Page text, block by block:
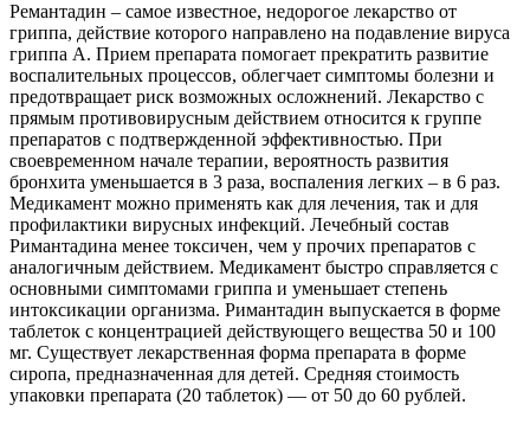
Ремантадин – самое известное, недорогое лекарство от
гриппа, действие которого направлено на подавление вируса
гриппа А. Прием препарата помогает прекратить развитие
воспалительных процессов, облегчает симптомы болезни и
предотвращает риск возможных осложнений. Лекарство с
прямым противовирусным действием относится к группе
препаратов с подтвержденной эффективностью. При
своевременном начале терапии, вероятность развития
бронхита уменьшается в 3 раза, воспаления легких – в 6 раз.
Медикамент можно применять как для лечения, так и для
профилактики вирусных инфекций. Лечебный состав
Римантадина менее токсичен, чем у прочих препаратов с
аналогичным действием. Медикамент быстро справляется с
основными симптомами гриппа и уменьшает степень
интоксикации организма. Римантадин выпускается в форме
таблеток с концентрацией действующего вещества 50 и 100
мг. Существует лекарственная форма препарата в форме
сиропа, предназначенная для детей. Средняя стоимость
упаковки препарата (20 таблеток) — от 50 до 60 рублей.